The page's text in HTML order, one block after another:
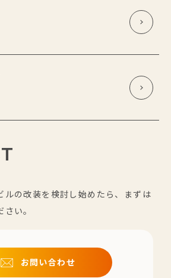
ルの改装を検討し始めたら、まずは
い。
お問い合わせ